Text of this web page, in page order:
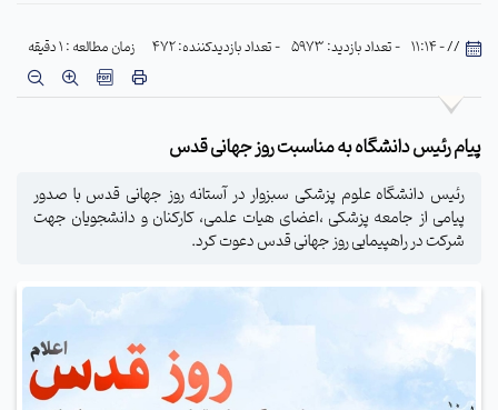
// - 11:14 - تعداد بازدید: 5973 - تعداد بازدیدکننده: 472 زمان مطالعه : 1 دقیقه
پیام رئیس دانشگاه به مناسبت روز جهانی قدس
رئیس دانشگاه علوم پزشکی سبزوار در آستانه روز جهانی قدس با صدور
پیامی از جامعه پزشکی ،اعضای هیات علمی، کارکنان و دانشجویان جهت
شرکت در راهپیمایی روز جهانی قدس دعوت کرد.